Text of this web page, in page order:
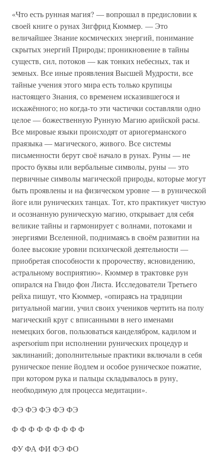
«Что есть рунная магия? — вопрошал в предисловии к
своей книге о рунах Зигфрид Кюммер. — Это
величайшее Знание космических энергий, понимание
скрытых энергий Природы; проникновение в тайны
существ, сил, потоков — как тонких небесных, так и
земных. Все иные проявления Высшей Мудрости, все
тайные учения этого мира есть только крупицы
настоящего Знания, со временем исказившегося и
искажённого; но когда-то эти частички составляли одно
целое — божественную Рунную Магию арийской расы.
Все мировые языки происходят от ариогерманского
праязыка — магического, живого. Все системы
письменности берут своё начало в рунах. Руны — не
просто буквы или вербальные символы, руны — это
первичные символы магической природы, которые могут
быть проявлены и на физическом уровне — в рунической
йоге или рунических танцах. Тот, кто практикует чистую
и осознанную руническую магию, открывает для себя
великие тайны и гармонирует с волнами, потоками и
энергиями Вселенной, поднимаясь в своём развитии на
более высокие уровни психической деятельности —
приобретая способности к пророчеству, ясновидению,
астральному восприятию». Кюммер в трактовке рун
опирался на Гвидо фон Листа. Исследователи Третьего
рейха пишут, что Кюммер, «опираясь на традиции
ритуальной магии, учил своих учеников чертить на полу
магический круг с вписанными в него именами
немецких богов, пользоваться канделябром, кадилом и
aspersorium при исполнении рунических процедур и
заклинаний; дополнительные практики включали в себя
руническое пение йодлем и особое руническое пожатие,
при котором рука и пальцы складывалось в руну,
необходимую для процесса медитации».
ФЭ ФЭ ФЭ ФЭ ФЭ
Ф Ф Ф Ф Ф Ф Ф Ф Ф
ФУ ФА ФИ ФЭ ФО